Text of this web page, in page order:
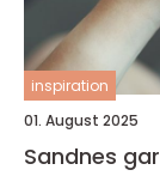
inspiration
01. August 2025
Sandnes